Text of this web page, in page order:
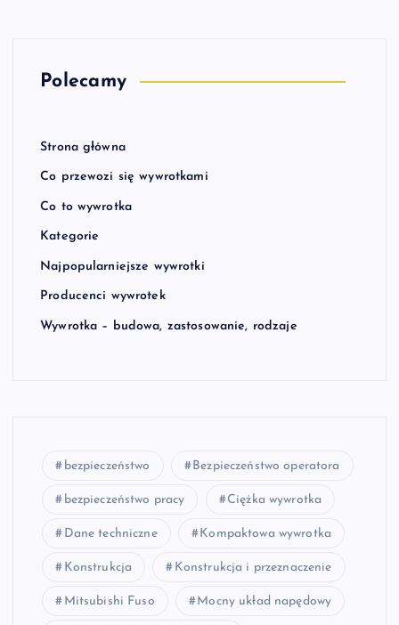
Polecamy
Strona główna
Co przewozi się wywrotkami
Co to wywrotka
Kategorie
Najpopularniejsze wywrotki
Producenci wywrotek
Wywrotka – budowa, zastosowanie, rodzaje
bezpieczeństwo Bezpieczeństwo operatora
bezpieczeństwo pracy Ciężka wywrotka
Dane techniczne Kompaktowa wywrotka
Konstrukcja Konstrukcja i przeznaczenie
Mitsubishi Fuso Mocny układ napędowy